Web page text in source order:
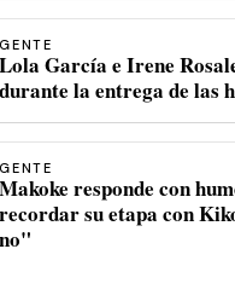
GENTE
Lola García e Irene
durante la entrega de las
GENTE
Makoke responde con
recordar su etapa con
no"